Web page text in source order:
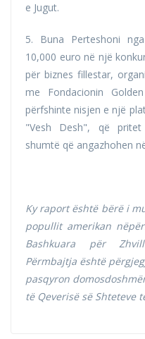
e Jugut.
5. Buna Perteshoni
10,000 euro në një
për biznes fillestar,
me Fondacionin
përfshinte nisjen e një
"Vesh Desh", që
shumtë që angazhohen
Ky raport është bërë i
popullit amerikan
Bashkuara për
Përmbajtja është
pasqyron
të Qeverisë së Shteteve